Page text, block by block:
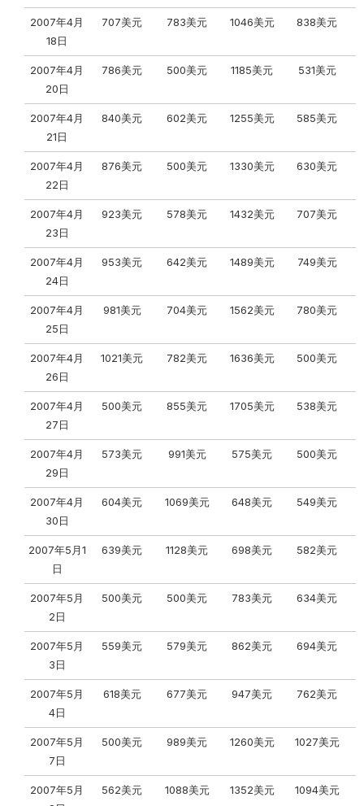
2007年4月
18日
707美元 783美元 1046美元 838美元
2007年4月
20日
786美元 500美元 1185美元 531美元
2007年4月
21日
840美元 602美元 1255美元 585美元
2007年4月
22日
876美元 500美元 1330美元 630美元
2007年4月
23日
923美元 578美元 1432美元 707美元
2007年4月
24日
953美元 642美元 1489美元 749美元
2007年4月
25日
981美元 704美元 1562美元 780美元
2007年4月
26日
1021美元 782美元 1636美元 500美元
2007年4月
27日
500美元 855美元 1705美元 538美元
2007年4月
29日
573美元 991美元 575美元 500美元
2007年4月
30日
604美元 1069美元 648美元 549美元
2007年5月1
日
639美元 1128美元 698美元 582美元
2007年5月
2日
500美元 500美元 783美元 634美元
2007年5月
3日
559美元 579美元 862美元 694美元
2007年5月
4日
618美元 677美元 947美元 762美元
2007年5月
7日
500美元 989美元 1260美元 1027美元
2007年5月
562美元 1088美元 1352美元 1094美元